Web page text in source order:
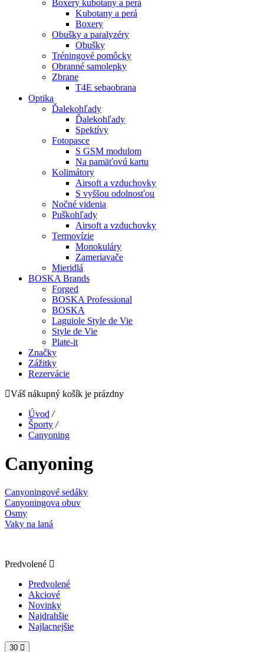
Boxery kubotany a perá
Kubotany a perá
Boxery
Obušky a paralyzéry
Obušky
Tréningové pomôcky
Obranné samolepky
Zbrane
T4E sebaobrana
Optika
Ďalekohľady
Ďalekohľady
Spektívy
Fotopasce
S GSM modulom
Na pamäťovú kartu
Kolimátory
Airsoft a vzduchovky
S vyššou odolnosťou
Nočné videnia
Puškohľady
Airsoft a vzduchovky
Termovízie
Monokuláry
Zameriavače
Mieridlá
BOSKA Brands
Forged
BOSKA Professional
BOSKA
Laguiole Style de Vie
Style de Vie
Plate-it
Značky
Zážitky
Rezervácie
Váš nákupný košík je prázdny
Úvod /
Športy /
Canyoning
Canyoning
Canyoningové sedáky
Canyoningova obuv
Osmy
Vaky na laná
Predvolené
Predvolené
Akciové
Novinky
Najdrahšie
Najlacnejšie
30